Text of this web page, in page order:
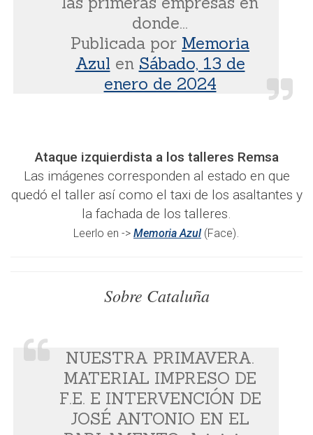
donde...
Publicada por Memoria
Azul en Sábado, 13 de
enero de 2024
Ataque izquierdista a los talleres Remsa
Las imágenes corresponden al estado en que
quedó el taller así como el taxi de los asaltantes y
la fachada de los talleres.
Leerlo en -> Memoria Azul (Face).
Sobre Cataluña
NUESTRA PRIMAVERA.
MATERIAL IMPRESO DE
F.E. E INTERVENCIÓN DE
JOSÉ ANTONIO EN EL